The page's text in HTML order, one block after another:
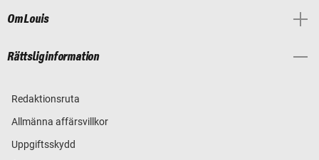
Om Louis
Rättslig information
Redaktionsruta
Allmänna affärsvillkor
Uppgiftsskydd